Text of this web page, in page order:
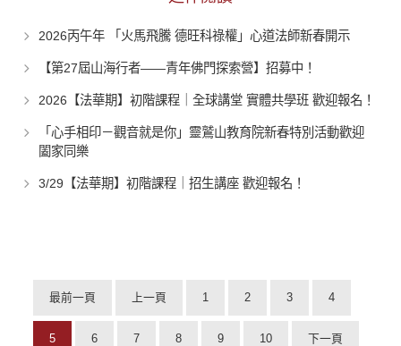
2026丙午年 「火馬飛騰 德旺科祿權」心道法師新春開示
【第27屆山海行者——青年佛門探索營】招募中！
2026【法華期】初階課程｜全球講堂 實體共學班 歡迎報名！
「心手相印－觀音就是你」靈鷲山教育院新春特別活動歡迎
闔家同樂
3/29【法華期】初階課程｜招生講座 歡迎報名！
最前一頁 上一頁 1 2 3 4
5 6 7 8 9 10 下一頁